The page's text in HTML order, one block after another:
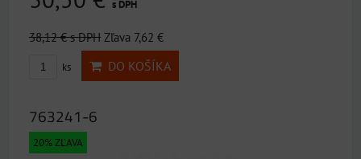
s DPH
38,12 €s DPH Zľava 7,62 €
ks DO KOŠÍKA
763241-6
20% ZĽAVA